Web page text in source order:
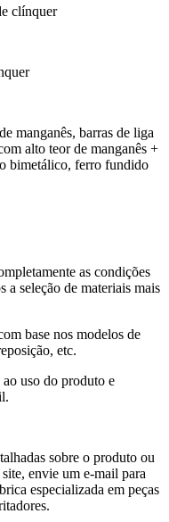
clínquer
manganês, barras de liga
alto teor de manganês +
bimetálico, ferro fundido
as condições
a seleção de materiais mais
base nos modelos de
etc.
uso do produto e
sobre o produto ou
envie um e-mail para
especializada em peças